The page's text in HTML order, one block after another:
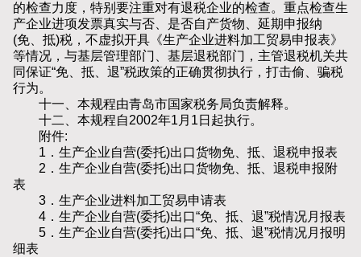
的检查力度，特别要注重对有退税企业的检查。重点检查生
产企业进项发票真实与否、是否自产货物、延期申报纳
(免、抵)税，不虚拟开具《生产企业进料加工贸易申报表》
等情况，与基层管理部门、基层退税部门，主管退税机关共
同保证“免、抵、退”税政策的正确贯彻执行，打击偷、骗税
行为。
十一、本规程由青岛市国家税务局负责解释。
十二、本规程自2002年1月1日起执行。
附件:
1．生产企业自营(委托)出口货物免、抵、退税申报表
2．生产企业自营(委托)出口货物免、抵、退税申报附
表
3．生产企业进料加工贸易申请表
4．生产企业自营(委托)出口“免、抵、退”税情况月报表
5．生产企业自营(委托)出口“免、抵、退”税情况月报明
细表